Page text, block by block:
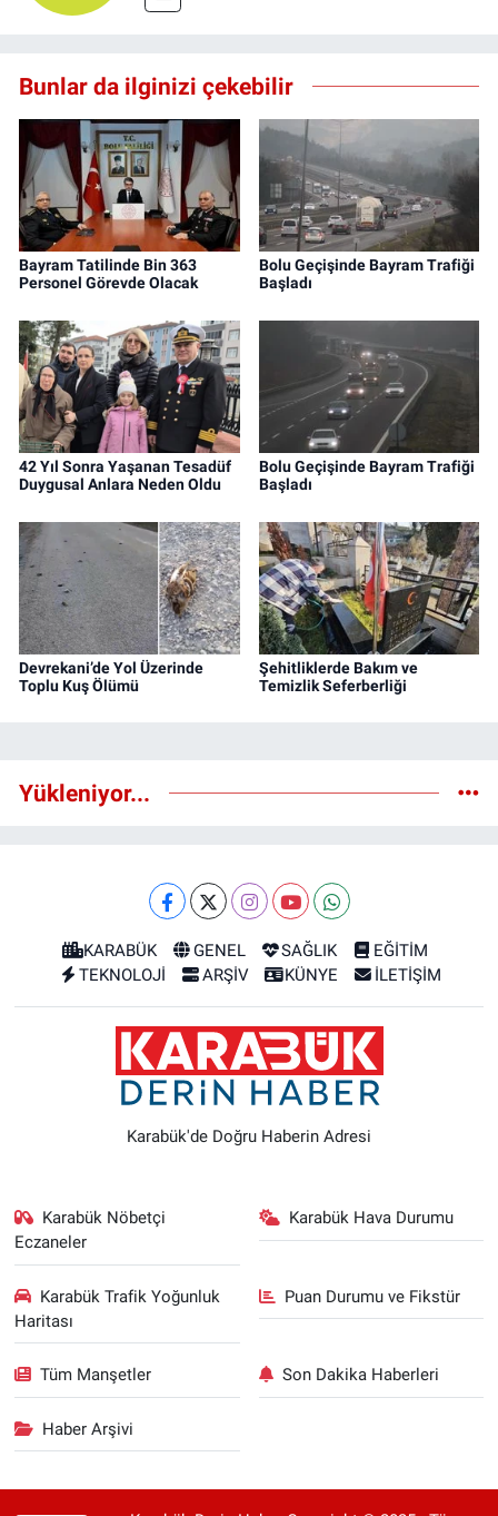
Bunlar da ilginizi çekebilir
Bayram Tatilinde Bin 363
Personel Görevde Olacak
Bolu Geçişinde Bayram Trafiği
Başladı
42 Yıl Sonra Yaşanan Tesadüf
Duygusal Anlara Neden Oldu
Bolu Geçişinde Bayram Trafiği
Başladı
Devrekani’de Yol Üzerinde
Toplu Kuş Ölümü
Şehitliklerde Bakım ve
Temizlik Seferberliği
Yükleniyor...
KARABÜK GENEL SAĞLIK
EĞİTİM
TEKNOLOJİ
ARŞİV KÜNYE İLETİŞİM
Karabük'de Doğru Haberin Adresi
Karabük Nöbetçi
Eczaneler
Karabük Hava Durumu
Karabük Trafik Yoğunluk
Haritası
Puan Durumu ve Fikstür
Tüm Manşetler Son Dakika Haberleri
Haber Arşivi